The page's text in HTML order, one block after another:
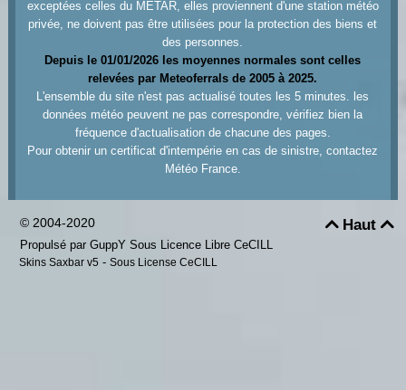
exceptées celles du METAR, elles proviennent d'une station météo
privée, ne doivent pas être utilisées pour la protection des biens et
des personnes.
Depuis le 01/01/2026 les moyennes normales sont celles
relevées par Meteoferrals de 2005 à 2025.
L'ensemble du site n'est pas actualisé toutes les 5 minutes. les
données météo peuvent ne pas correspondre, vérifiez bien la
fréquence d'actualisation de chacune des pages.
Pour obtenir un certificat d'intempérie en cas de sinistre, contactez
Météo France.
Haut
© 2004-2020
Propulsé par GuppY Sous Licence Libre CeCILL
Skins Saxbar v5 - Sous License CeCILL